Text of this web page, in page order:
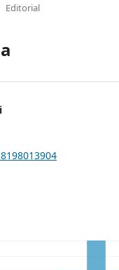
Editorial